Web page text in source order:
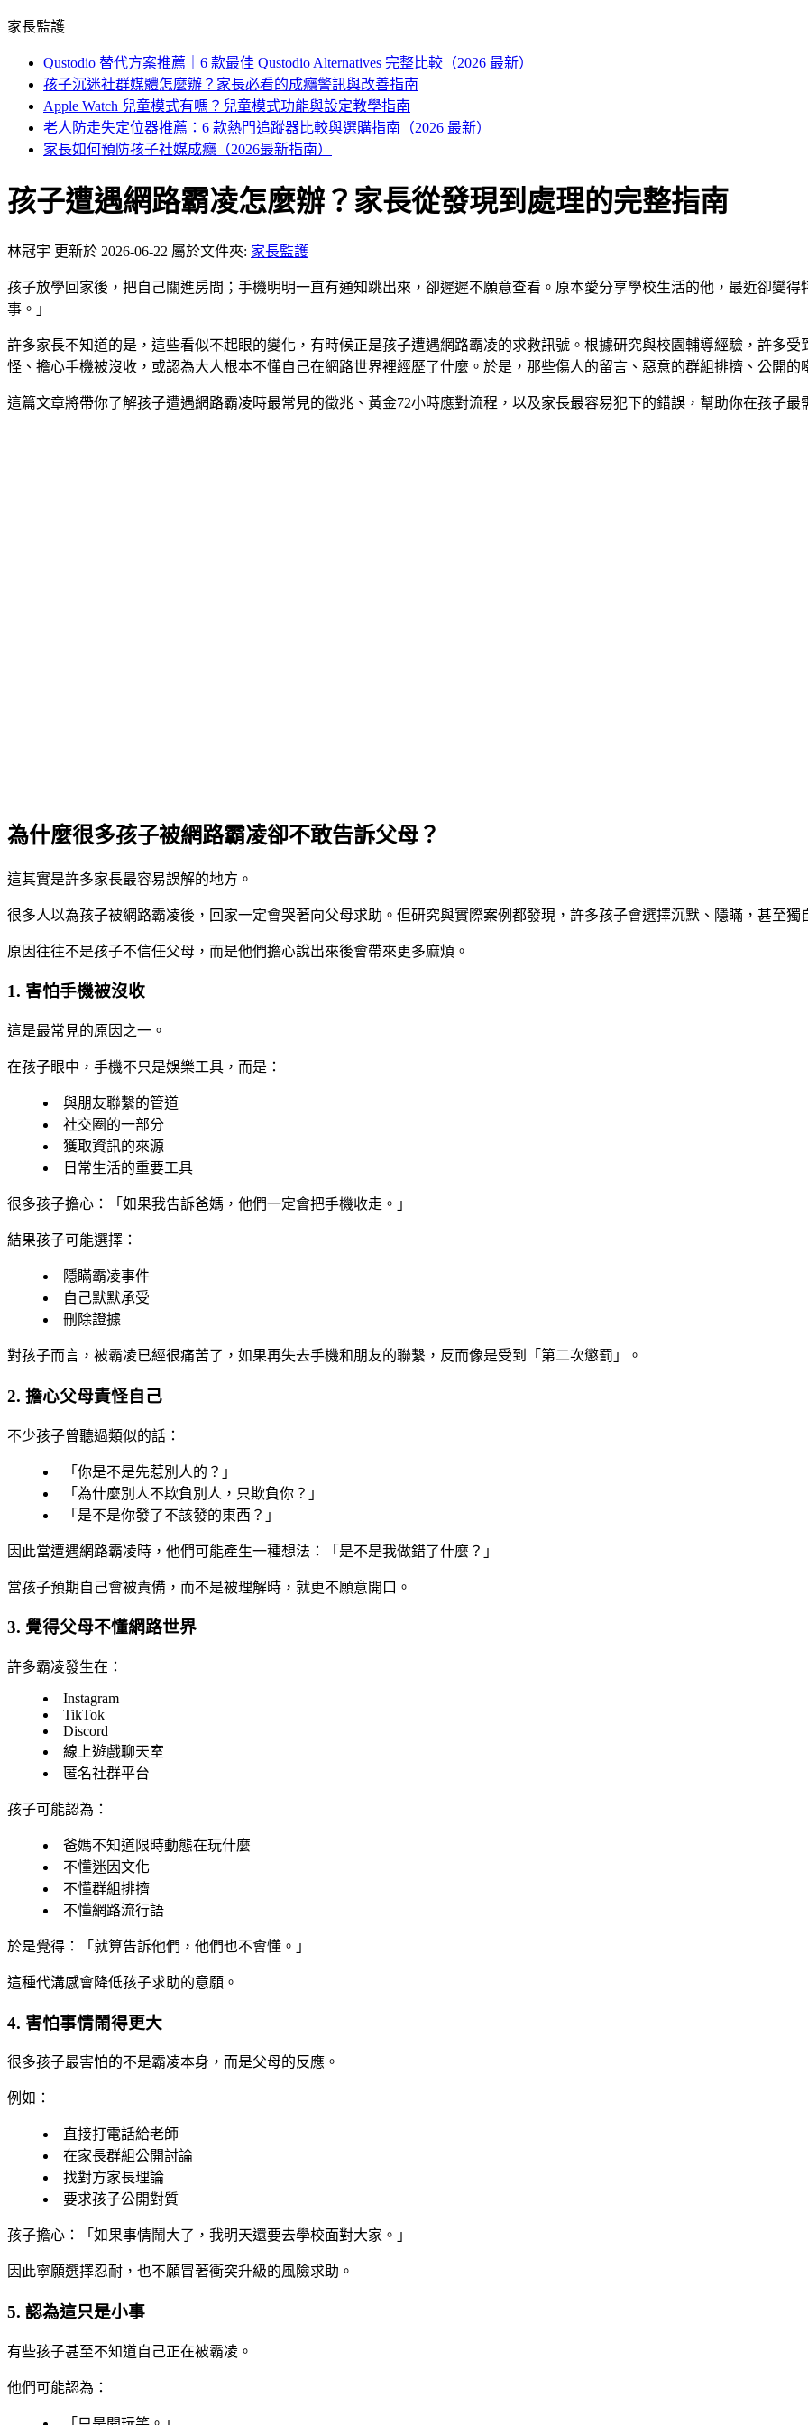
家長監護
Qustodio 替代方案推薦｜6 款最佳 Qustodio Alternatives 完整比較（2026 最新）
孩子沉迷社群媒體怎麼辦？家長必看的成癮警訊與改善指南
Apple Watch 兒童模式有嗎？兒童模式功能與設定教學指南
老人防走失定位器推薦：6 款熱門追蹤器比較與選購指南（2026 最新）
家長如何預防孩子社媒成癮（2026最新指南）
孩子遭遇網路霸凌怎麼辦？家長從發現到處理的完整指南
林冠宇 更新於 2026-06-22 屬於文件夾: 家長監護
孩子放學回家後，把自己關進房間；手機明明一直有通知跳出來，卻遲遲不願意查看。原本愛分享學校生活的他，最近卻變
事。」
許多家長不知道的是，這些看似不起眼的變化，有時候正是孩子遭遇網路霸凌的求救訊號。根據研究與校園輔導經驗，許多
怪、擔心手機被沒收，或認為大人根本不懂自己在網路世界裡經歷了什麼。於是，那些傷人的留言、惡意的群組排擠、公開
這篇文章將帶你了解孩子遭遇網路霸凌時最常見的徵兆、黃金72小時應對流程，以及家長最容易犯下的錯誤，幫助你在孩子最
為什麼很多孩子被網路霸凌卻不敢告訴父母？
這其實是許多家長最容易誤解的地方。
很多人以為孩子被網路霸凌後，回家一定會哭著向父母求助。但研究與實際案例都發現，許多孩子會選擇沉默、隱瞞，甚至獨
原因往往不是孩子不信任父母，而是他們擔心說出來後會帶來更多麻煩。
1. 害怕手機被沒收
這是最常見的原因之一。
在孩子眼中，手機不只是娛樂工具，而是：
與朋友聯繫的管道
社交圈的一部分
獲取資訊的來源
日常生活的重要工具
很多孩子擔心：「如果我告訴爸媽，他們一定會把手機收走。」
結果孩子可能選擇：
隱瞞霸凌事件
自己默默承受
刪除證據
對孩子而言，被霸凌已經很痛苦了，如果再失去手機和朋友的聯繫，反而像是受到「第二次懲罰」。
2. 擔心父母責怪自己
不少孩子曾聽過類似的話：
「你是不是先惹別人的？」
「為什麼別人不欺負別人，只欺負你？」
「是不是你發了不該發的東西？」
因此當遭遇網路霸凌時，他們可能產生一種想法：「是不是我做錯了什麼？」
當孩子預期自己會被責備，而不是被理解時，就更不願意開口。
3. 覺得父母不懂網路世界
許多霸凌發生在：
Instagram
TikTok
Discord
線上遊戲聊天室
匿名社群平台
孩子可能認為：
爸媽不知道限時動態在玩什麼
不懂迷因文化
不懂群組排擠
不懂網路流行語
於是覺得：「就算告訴他們，他們也不會懂。」
這種代溝感會降低孩子求助的意願。
4. 害怕事情鬧得更大
很多孩子最害怕的不是霸凌本身，而是父母的反應。
例如：
直接打電話給老師
在家長群組公開討論
找對方家長理論
要求孩子公開對質
孩子擔心：「如果事情鬧大了，我明天還要去學校面對大家。」
因此寧願選擇忍耐，也不願冒著衝突升級的風險求助。
5. 認為這只是小事
有些孩子甚至不知道自己正在被霸凌。
他們可能認為：